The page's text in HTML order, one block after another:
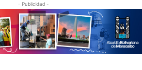
- Publicidad -